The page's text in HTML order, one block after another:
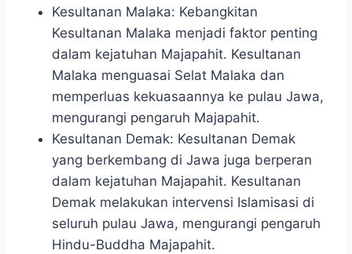
Kesultanan Malaka: Kebangkitan
Kesultanan Malaka menjadi faktor penting
dalam kejatuhan Majapahit. Kesultanan
Malaka menguasai Selat Malaka dan
memperluas kekuasaannya ke pulau Jawa,
mengurangi pengaruh Majapahit.
Kesultanan Demak: Kesultanan Demak
yang berkembang di Jawa juga berperan
dalam kejatuhan Majapahit. Kesultanan
Demak melakukan intervensi Islamisasi di
seluruh pulau Jawa, mengurangi pengaruh
Hindu-Buddha Majapahit.